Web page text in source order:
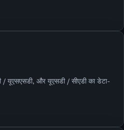
/ यूएसएसडी, और यूएसडी / सीएडी का डेटा-